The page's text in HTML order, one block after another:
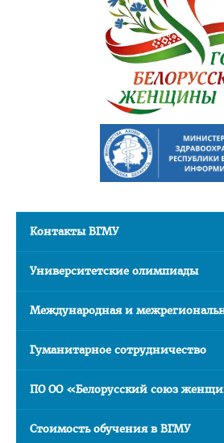
ИНОСТРАННЫМ ГРАЖДАНАМ
Цифровой кабинет иностранного
План летнего приема иностранных
Подача документов для поступления
Стоимость обучения и др. расходы
Последипломная подготовка
Клиническая ординатура
Стоимость обучения
Подача документов
Информация для рекрутинговых
Наши лучшие выпускники
Воспитательная работа
Документы
Контакты ВГМУ
Университетские олимпиады
Международная и
Гуманитарное сотрудничество
ПО ОО «Белорусский союз
Стоимость обучения в ВГМУ